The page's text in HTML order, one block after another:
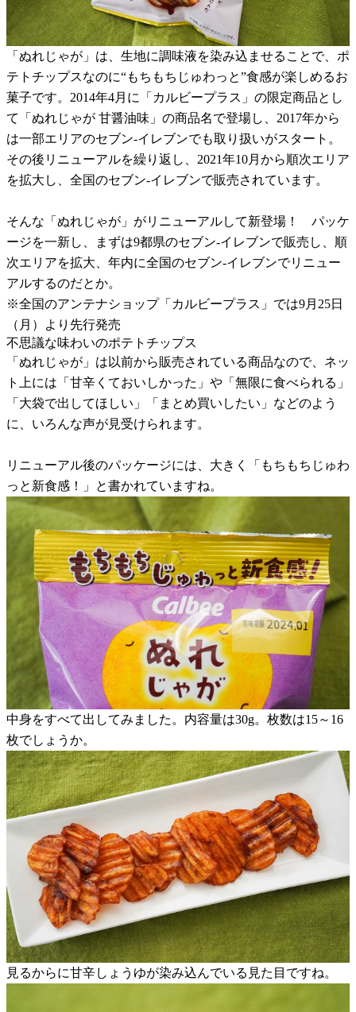
「ぬれじゃが」は、生地に調味液を染み込ませることで、ポ
テトチップスなのに“もちもちじゅわっと”食感が楽しめるお
菓子です。2014年4月に「カルビープラス」の限定商品とし
て「ぬれじゃが 甘醤油味」の商品名で登場し、2017年から
は一部エリアのセブン-イレブンでも取り扱いがスタート。
その後リニューアルを繰り返し、2021年10月から順次エリア
を拡大し、全国のセブン-イレブンで販売されています。
そんな「ぬれじゃが」がリニューアルして新登場！ パッケ
ージを一新し、まずは9都県のセブン-イレブンで販売し、順
次エリアを拡大、年内に全国のセブン-イレブンでリニュー
アルするのだとか。
※全国のアンテナショップ「カルビープラス」では9月25日
（月）より先行発売
不思議な味わいのポテトチップス
「ぬれじゃが」は以前から販売されている商品なので、ネッ
ト上には「甘辛くておいしかった」や「無限に食べられる」
「大袋で出してほしい」「まとめ買いしたい」などのよう
に、いろんな声が見受けられます。
リニューアル後のパッケージには、大きく「もちもちじゅわ
っと新食感！」と書かれていますね。
中身をすべて出してみました。内容量は30g。枚数は15～16
枚でしょうか。
見るからに甘辛しょうゆが染み込んでいる見た目ですね。